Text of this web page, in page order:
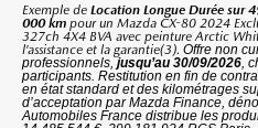
Exemple de Location Longue Durée sur
000 km pour un Mazda CX-80 2024
327ch 4X4 BVA avec peinture Arctic
l’assistance et la garantie(3). Offre non
professionnels,jusqu’au 30/09/2026 ,
participants. Restitution en fin de
en état standard et des kilométrages
d’acceptation par Mazda Finance,
Automobiles France distribue les